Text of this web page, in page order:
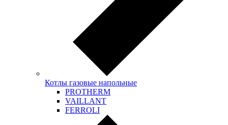
Котлы газовые напольные
PROTHERM
VAILLANT
FERROLI